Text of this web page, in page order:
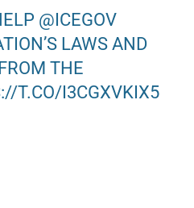
@ICEGOV
LAWS AND
THE
T.CO/I3CGXVKIX5